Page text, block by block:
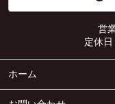
営
定休日
ホーム